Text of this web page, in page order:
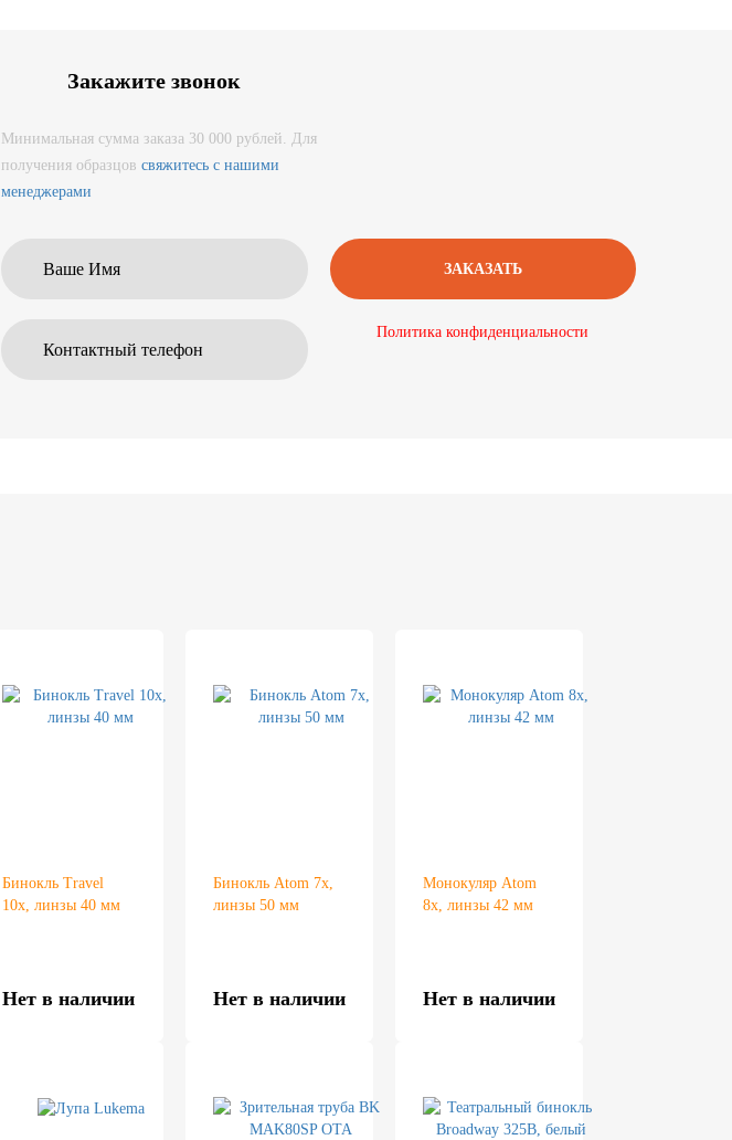
Закажите звонок
Минимальная сумма заказа 30 000 рублей. Для
получения образцов свяжитесь с нашими
менеджерами
Политика конфиденциальности
Бинокль Travel
10x, линзы 40 мм
Нет в наличии
Бинокль Atom 7x,
линзы 50 мм
Нет в наличии
Монокуляр Atom
8x, линзы 42 мм
Нет в наличии